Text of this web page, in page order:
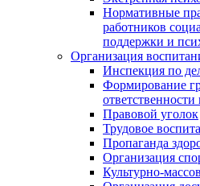
Нормативные
работников
поддержки и
Организация
Инспекция по
Формирование
Правовой уголок
Трудовое
Пропаганда
Организация
Культурно-